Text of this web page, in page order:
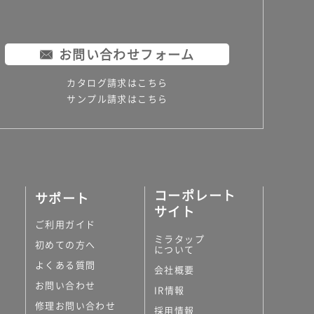
お問い合わせフォーム
カタログ請求はこちら
サンプル請求はこちら
サポート
ご利用ガイド
初めての方へ
よくある質問
お問い合わせ
修理お問い合わせ
コーポレート
サイト
ミラタップ
について
会社概要
IR情報
採用情報